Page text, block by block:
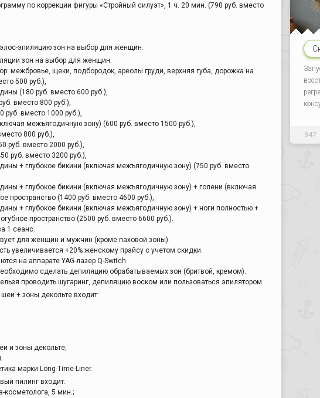
по коррекции фигуры «Стройный силуэт», 1 ч. 20 мин. (790 руб. вместо
эпиляцию зон на выбор для женщин.
зон на выбор для женщин:
межбровье, щеки, подбородок, ареолы груди, верхняя губа, дорожка на
500 руб.),
(180 руб. вместо 600 руб.),
вместо 800 руб.),
руб. вместо 1000 руб.),
межъягодичную зону) (600 руб. вместо 1500 руб.),
800 руб.),
руб. вместо 2000 руб.),
руб. вместо 3200 руб.),
+ глубокое бикини (включая межъягодичную зону) (750 руб. вместо
+ глубокое бикини (включая межъягодичную зону) + голени (включая
пространство (1400 руб. вместо 4600 руб.),
+ глубокое бикини (включая межъягодичную зону) + ноги полностью +
пространство (2500 руб. вместо 6600 руб.).
1 сеанс.
для женщин и мужчин (кроме паховой зоны).
увеличивается +20% женскому прайсу с учетом скидки.
на аппарате YAG-лазер Q-Switch.
сделать депиляцию обрабатываемых зон (бритвой, кремом).
проводить шугаринг, депиляцию воском или пользоваться эпилятором.
шеи + зоны декольте входит:
и зоны декольте;
марки Long-Time-Liner.
пилинг входит:
косметолога, 5 мин.;
347